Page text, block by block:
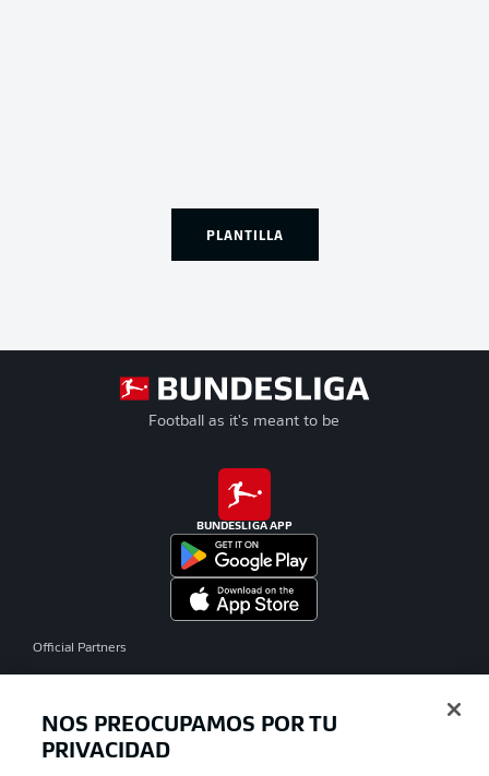
PLANTILLA
Football as it's meant to be
BUNDESLIGA APP
Official Partners
NOS PREOCUPAMOS POR TU
PRIVACIDAD